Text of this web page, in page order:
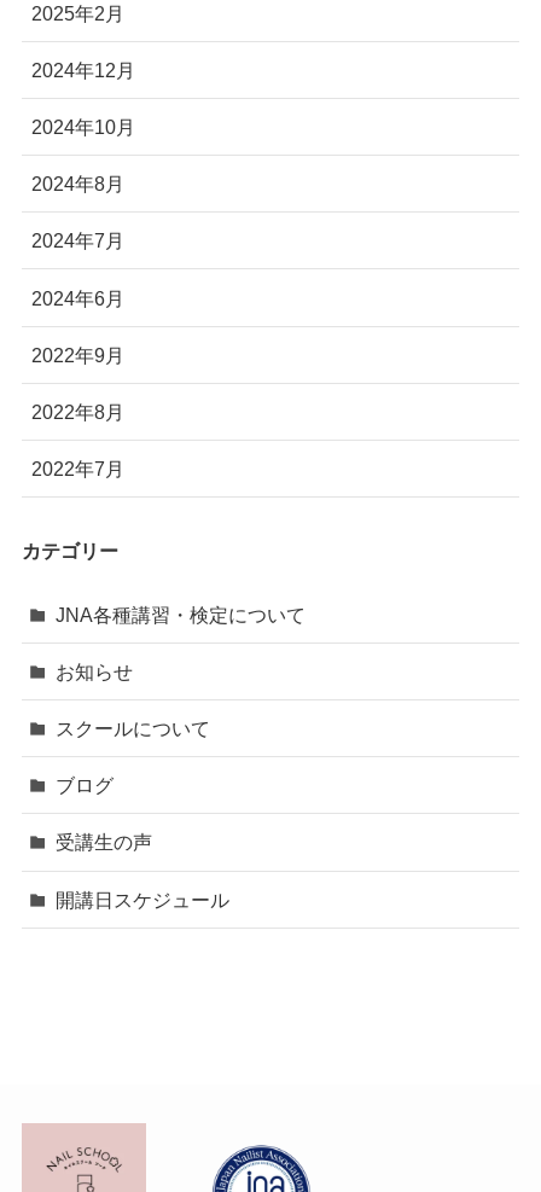
2025年2月
2024年12月
2024年10月
2024年8月
2024年7月
2024年6月
2022年9月
2022年8月
2022年7月
カテゴリー
JNA各種講習・検定について
お知らせ
スクールについて
ブログ
受講生の声
開講日スケジュール